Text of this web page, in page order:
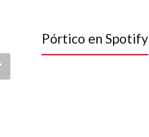
Pórtico en Spotify